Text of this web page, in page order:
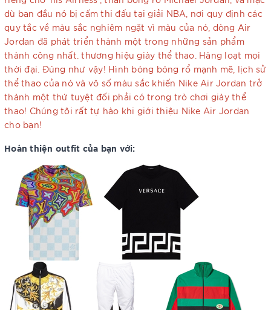
dù ban đầu nó bị cấm thi đấu tại giải NBA, nơi quy định các
quy tắc về màu sắc nghiêm ngặt vì màu của nó, dòng Air
Jordan đã phát triển thành một trong những sản phẩm
thành công nhất. thương hiệu giày thể thao. Hàng loạt mọi
thời đại. Đúng như vậy! Hình bóng bóng rổ mạnh mẽ, lịch sử
thể thao của nó và vô số màu sắc khiến Nike Air Jordan trở
thành một thứ tuyệt đối phải có trong trò chơi giày thể
thao! Chúng tôi rất tự hào khi giới thiệu Nike Air Jordan
cho bạn!
Hoàn thiện outfit của bạn với: